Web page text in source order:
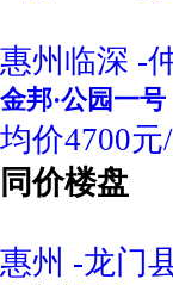
惠州临深 -
金邦·公园一号
均价4700元
同价楼盘
惠州 -龙门